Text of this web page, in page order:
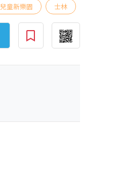
兒童新樂園 士林